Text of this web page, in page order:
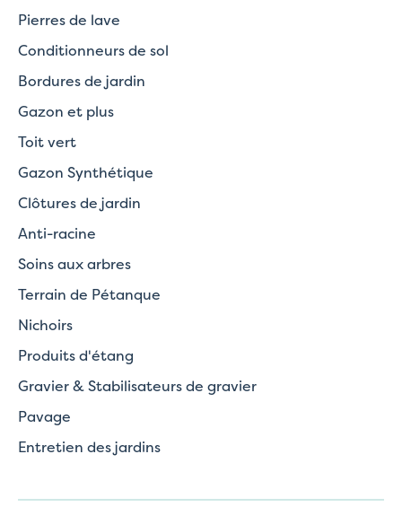
Pierres de lave
Conditionneurs de sol
Bordures de jardin
Gazon et plus
Toit vert
Gazon Synthétique
Clôtures de jardin
Anti-racine
Soins aux arbres
Terrain de Pétanque
Nichoirs
Produits d'étang
Gravier & Stabilisateurs de gravier
Pavage
Entretien des jardins